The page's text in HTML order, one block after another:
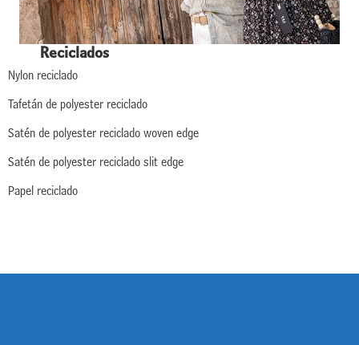
Reciclados
Nylon reciclado
Tafetán de polyester reciclado
Satén de polyester reciclado woven edge
Satén de polyester reciclado slit edge
Papel reciclado